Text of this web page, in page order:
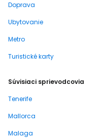
Doprava
Ubytovanie
Metro
Turistické karty
Súvisiaci sprievodcovia
Tenerife
Mallorca
Malaga